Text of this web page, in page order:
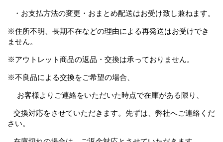
・お支払方法の変更・おまとめ配送はお受け致し兼ねます。
※住所不明、長期不在などの理由による再発送はお受けでき
ません。
※アウトレット商品の返品・交換は承っておりません。
※不良品による交換をご希望の場合、
お客様よりご連絡をいただいた時点で在庫がある限り、
交換対応をさせていただきます。先ずは、弊社へご連絡くだ
さい。